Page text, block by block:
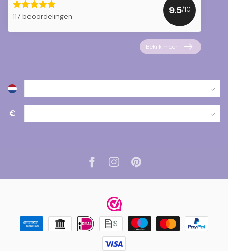
117 beoordelingen
9.5/10
Bekijk meer
€